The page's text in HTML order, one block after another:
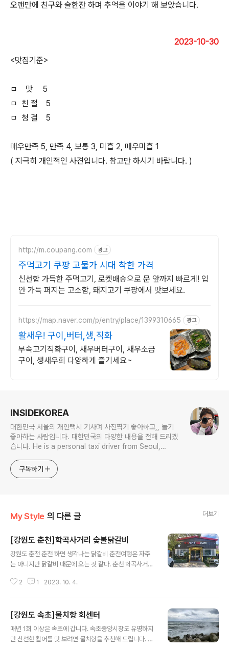
오랜만에 친구와 술한잔 하며 추억을 이야기 해 보았습니다.
2023-10-30
<맛집기준>
ㅁ 맛 5
ㅁ 친 절 5
ㅁ 청 결 5
매우만족 5, 만족 4, 보통 3, 미흡 2, 매우미흡 1
( 지극히 개인적인 사견입니다. 참고만 하시기 바랍니다. )
http://m.coupang.com 광고
주먹고기 쿠팡 고물가 시대 착한 가격
신선함 가득한 주먹고기, 로켓배송으로 문 앞까지 빠르게! 입
안 가득 퍼지는 고소함, 돼지고기 쿠팡에서 맛보세요.
https://map.naver.com/p/entry/place/1399310665 광고
활새우! 구이,버터,생,직화
부속고기직화구이, 새우버터구이, 새우소금
구이, 생새우회 다양하게 즐기세요~
INSIDEKOREA
대한민국 서울의 개인택시 기사며 사진찍기 좋아하고,, 놀기
좋아하는 사람입니다. 대한민국의 다양한 내용을 전해 드리겠
습니다. He is a personal taxi driver from Seoul,
play. I will give you various contents of Korea.
구독하기
My Style 의 다른 글 더보기
[강원도 춘천]학곡사거리 숯불닭갈비
강원도 춘천 춘천 하면 생각나는 닭갈비 춘천여행은 자주
는 아니지만 닭갈비 때문에 오는 것 같다. 춘천 학곡사거리
용, 반대편은 일반 닭갈비용 한곳에서 두가지를 선택하기
ㅁ 친 절 5 ㅁ 청 결 5 매우만족 5, 만족 4, 보통 3, 미흡 2,
매우미흡 1 ( 지극히 개인적인 사견입니다. 참고만 하시기
바랍니다. ) 2023-09-05
2 1 2023. 10. 4.
[강원도 속초]물치항 회센터
매년 1회 이상은 속초에 갑니다. 속초중앙시장도 유명하지
만 신선한 활어를 맛 보려면 물치항을 추천해 드립니다. 다